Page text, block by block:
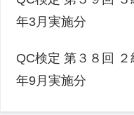
年3月実施分
QC検定 第３８回
年9月実施分